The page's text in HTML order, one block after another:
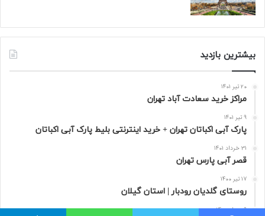
بیشترین بازدید
20 تیر 1401
مراکز خرید سعادت‌ آباد تهران
9 تیر 1401
پارک آبی اکباتان تهران + خرید اینترنتی بلیط پارک آبی اکباتان
31 خرداد 1401
قصر آبی پارس تهران
17 تیر 1400
روستای گلدیان رودبار | استان گیلان
9 مرداد 1400